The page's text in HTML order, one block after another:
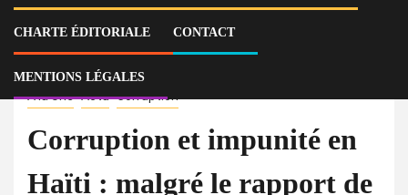
CHARTE ÉDITORIALE CONTACT
MENTIONS LÉGALES
Corruption et impunité en Haïti : malgré le rapport de l’ULCC, les trois
conseillers corrompus profitent de la faiblesse de la justice pour
À la Une Actu Corruption
Corruption et impunité en
Haïti : malgré le rapport de